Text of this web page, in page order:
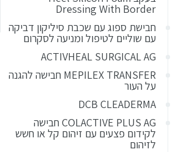
Dressing With Border
חבישת ספוג עם שכבת סיליקון דביקה
עם שוליים לטיפול ומניעה לסקרום
ACTIVHEAL SURGICAL AG
MEPILEX TRANSFER חבישה להגנה
על העור
DCB CLEADERMA
COLACTIVE PLUS AG חבישה
לקידום פצעים עם זיהום קל או חשש
לזיהום